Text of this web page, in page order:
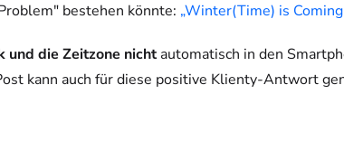
bestehen könnte: „Winter(Time) is
und die Zeitzone nichtautomatisch in den
kann auch für diese positive Klienty-Antwort